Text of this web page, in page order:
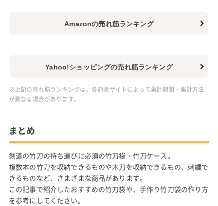
Amazonの売れ筋ランキング
Yahoo!ショッピングの売れ筋ランキング
※上記の売れ筋ランキングは、各通販サイトによって集計期間・集計方法
が異なる場合があります。
まとめ
剣道の竹刀の持ち運びに必須の竹刀袋・竹刀ケース。
複数本の竹刀を収納できるものや木刀を収納できるもの、刺繍で
きるものなど、さまざまな商品があります。
この記事で紹介したおすすめの竹刀袋や、手作り竹刀袋の作り方
を参考にしてください。